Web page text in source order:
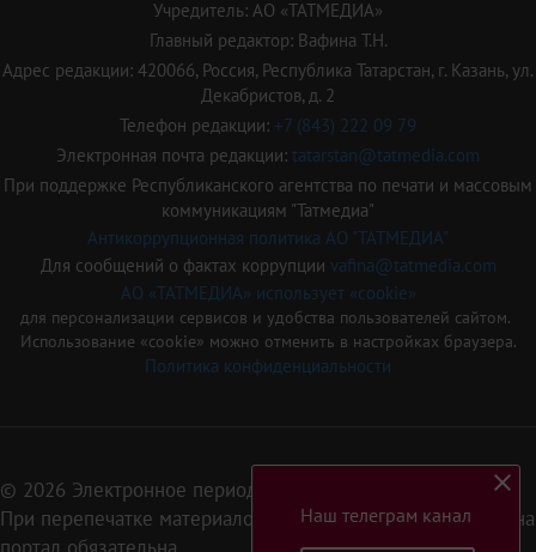
Учредитель: АО «ТАТМЕДИА»
Главный редактор: Вафина Т.Н.
Адрес редакции: 420066, Россия, Республика Татарстан, г. Казань, ул.
Декабристов, д. 2
Телефон редакции: +7 (843) 222 09 79
Электронная почта редакции: tatarstan@tatmedia.com
При поддержке Республиканского агентства по печати и массовым
коммуникациям "Татмедиа"
Антикоррупционная политика АО "ТАТМЕДИА"
Для сообщений о фактах коррупции vafina@tatmedia.com
АО «ТАТМЕДИА» использует «cookie»
для персонализации сервисов и удобства пользователей сайтом.
Использование «cookie» можно отменить в настройках браузера.
Политика конфиденциальности
© 2026 Электронное периодическое издание «Татарстан»
При перепечатке материалов или их фрагментов ссылка на
Наш телеграм канал